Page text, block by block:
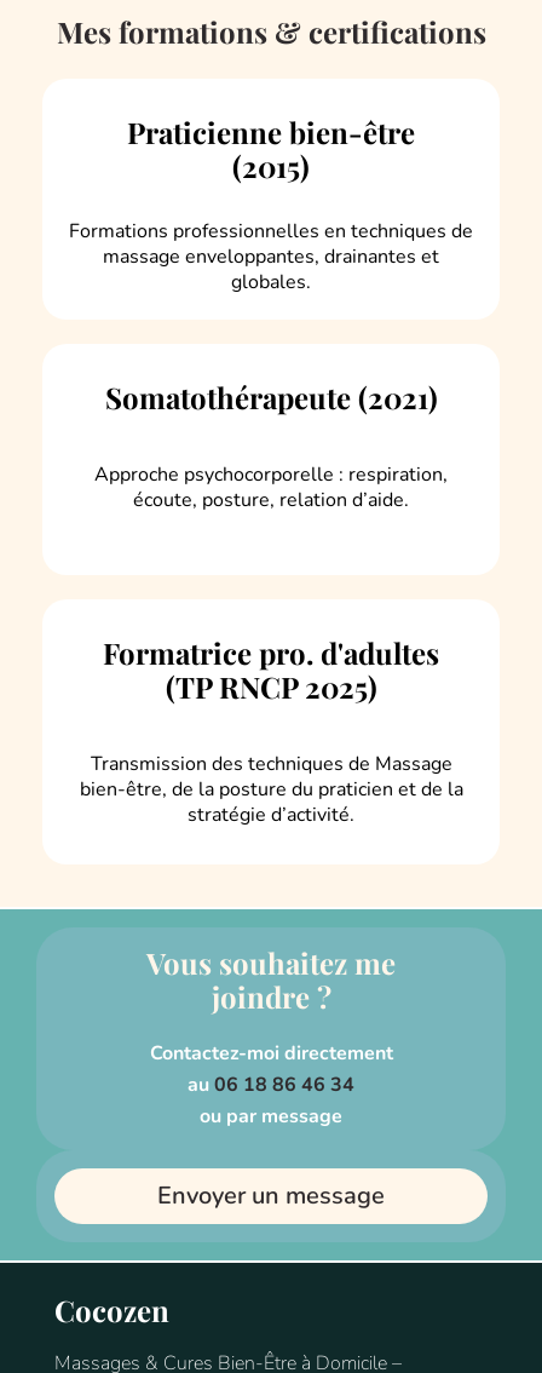
Mes formations & certifications
Praticienne bien-être
(2015)
Formations professionnelles en techniques de
massage enveloppantes, drainantes et
globales.
Somatothérapeute (2021)
Approche psychocorporelle : respiration,
écoute, posture, relation d’aide.
Formatrice pro. d'adultes
(TP RNCP 2025)
Transmission des techniques de Massage
bien-être, de la posture du praticien et de la
stratégie d’activité.
Vous souhaitez me
joindre ?
Contactez-moi directement
au06 18 86 46 34
ou par message
Envoyer un message
Cocozen
Massages & Cures Bien-Être à Domicile –